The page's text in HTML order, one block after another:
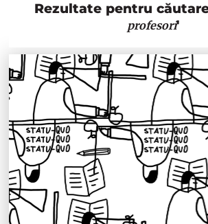
Rezultate pentru
profesori'